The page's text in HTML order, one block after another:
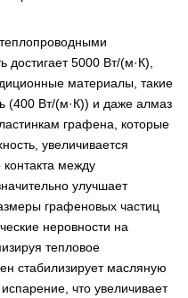
достигает 5000 Вт/(м·К),
материалы, такие
(400 Вт/(м·К)) и даже алмаз
графена, которые
увеличивается
между
улучшает
графеновых частиц
неровности на
тепловое
стабилизирует масляную
что увеличивает